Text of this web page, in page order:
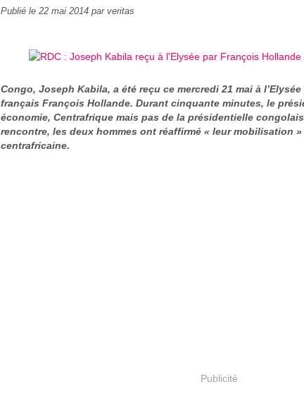
Publié le 22 mai 2014 par veritas
Congo, Joseph Kabila, a été reçu ce mercredi 21 mai à
français François Hollande. Durant cinquante minutes, le
économie, Centrafrique mais pas de la présidentielle
rencontre, les deux hommes ont réaffirmé « leur mobilisation
centrafricaine.
Publicité